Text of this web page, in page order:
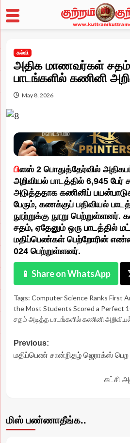
to
content
கல்வி
அதிக மாணவர்கள் சதம்
பாடங்களில் கணினி
May 8, 2026
பிளஸ் 2 பொதுத்தேர்வில்
அறிவியல் பாடத்தில் 6,945 பேர்
அடுத்ததாக கணினிப்
பேரும், கணக்குப் பதிவியல்
நூற்றுக்கு நூறு பெற்றுள்ளனர்.
சதம், ஏதேனும் ஒரு பாடத்தில்
மதிப்பெண்கள் பெற்றோரின்
024 பெற்றுள்ளனர்.
📱 Share on WhatsApp
Tags: Computer Science Ranks First
the Most Students Scored a Perfect
சதம் அடித்த பாடங்களில் கணினி
Post
navigation
Previous:
மதிப்பெண் சான்றிதழ் ஜெராக்ஸ் பெற
கட்சி
மிஸ் பண்ணாதீங்க..